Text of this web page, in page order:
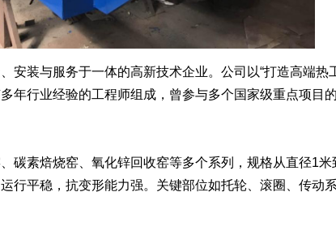
与服务于一体的高新技术企业。公司以“打造高端热
年行业经验的工程师组成，曾参与多个国家级重点项目
素焙烧窑、氧化锌回收窑等多个系列，规格从直径1米
行平稳，抗变形能力强。关键部位如托轮、滚圈、传动